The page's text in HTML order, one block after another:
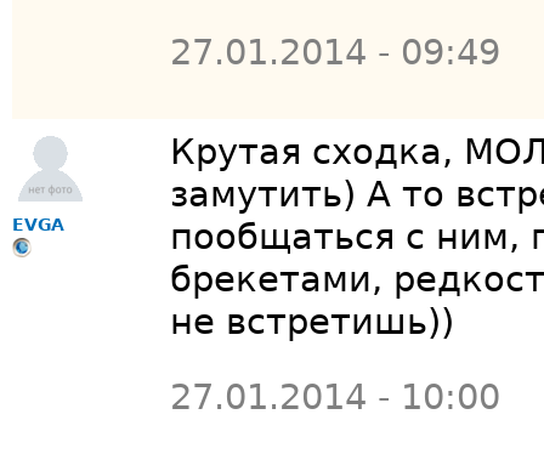
27.01.2014 - 09:49
ЕVGA
Крутая сходка,
замутить) А то
пообщаться с ним,
брекетами,
не встретишь))
27.01.2014 - 10:00